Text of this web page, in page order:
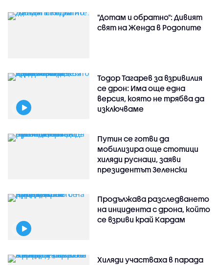
"Дотам и обратно": Дивият
свят на Женда в Родопите
Тодор Тагарев за взривилия
се дрон: Има още една
версия, която не трябва да
изключваме
Путин се готви да
мобилизира още стотици
хиляди руснаци, заяви
президентът Зеленски
Продължава разследването
на инцидента с дрона, който
се взриви край Кардам
Хиляди участваха в парада